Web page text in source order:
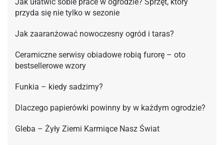
przyda się nie tylko w sezonie
Jak zaaranżować nowoczesny ogród i taras?
Ceramiczne serwisy obiadowe robią furorę – oto
bestsellerowe wzory
Funkia – kiedy sadzimy?
Dlaczego papierówki powinny by w każdym ogrodzie?
Gleba – Żyły Ziemi Karmiące Nasz Świat